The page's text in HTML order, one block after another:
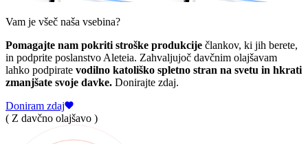
Vam je všeč naša vsebina?
Pomagajte nam pokriti stroške produkcije člankov, ki jih berete,
in podprite poslanstvo Aleteia. Zahvaljujoč davčnim olajšavam
lahko podpirate vodilno katoliško spletno stran na svetu in hkrati
zmanjšate svoje davke. Donirajte zdaj.
Doniram zdaj
( Z davčno olajšavo )